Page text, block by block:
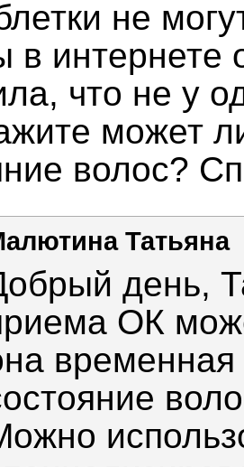
не
в интернете
что не у
может
волос?
Татьяна
день,
ОК
временная